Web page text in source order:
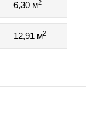
6,30 м2
12,91 м2